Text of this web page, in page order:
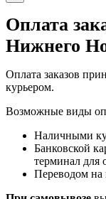
Оплата
Нижнего
Оплата заказов
курьером.
Возможные виды
Наличными
Банковской
терминал для
Переводом на